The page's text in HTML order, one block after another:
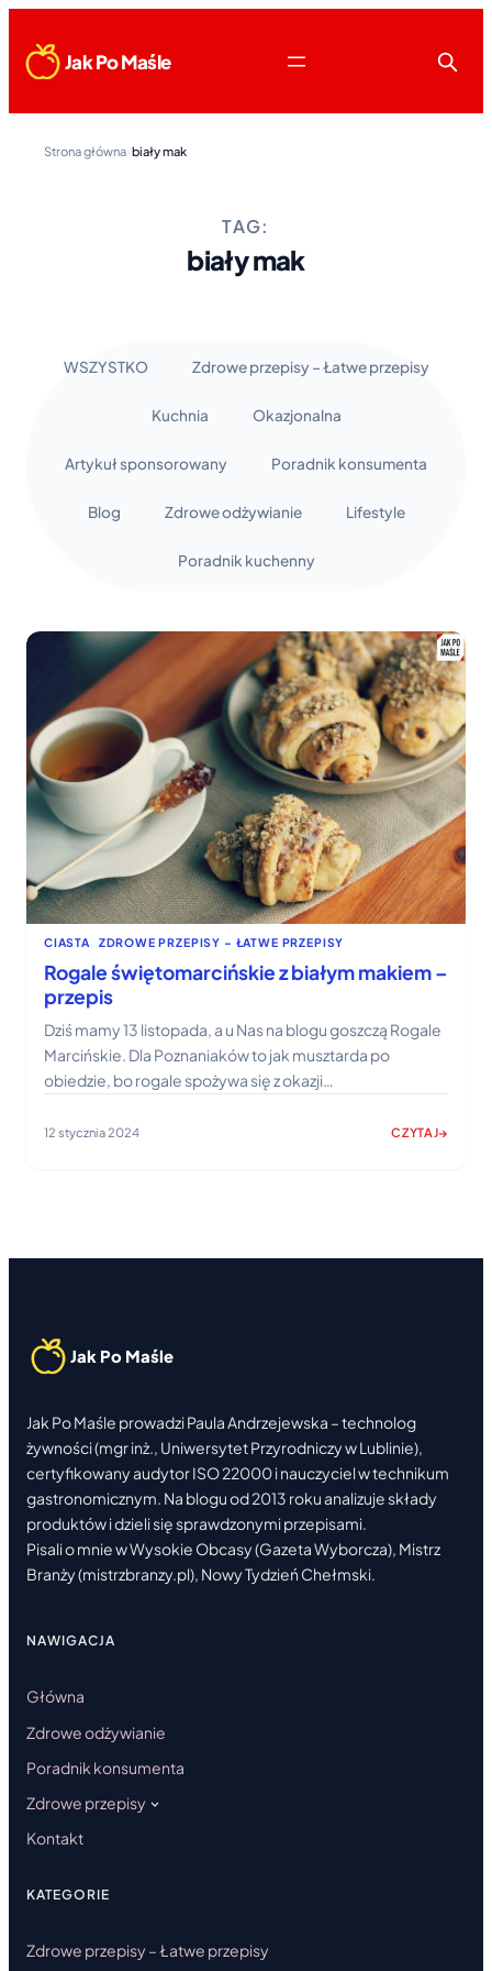
Jak Po Maśle
Strona główna biały mak
TAG:
biały mak
WSZYSTKO Zdrowe przepisy – Łatwe przepisy
Kuchnia Okazjonalna
Artykuł sponsorowany Poradnik konsumenta
Blog Zdrowe odżywianie Lifestyle
Poradnik kuchenny
CIASTA ZDROWE PRZEPISY – ŁATWE PRZEPISY
Rogale świętomarcińskie z białym makiem –
przepis
Dziś mamy 13 listopada, a u Nas na blogu goszczą Rogale
Marcińskie. Dla Poznaniaków to jak musztarda po
obiedzie, bo rogale spożywa się z okazji…
12 stycznia 2024 CZYTAJ
:
Jak Po Maśle
Jak Po Maśle prowadzi Paula Andrzejewska – technolog
żywności (mgr inż., Uniwersytet Przyrodniczy w Lublinie),
certyfikowany audytor ISO 22000 i nauczyciel w technikum
gastronomicznym. Na blogu od 2013 roku analizuje składy
produktów i dzieli się sprawdzonymi przepisami.
Pisali o mnie w Wysokie Obcasy (Gazeta Wyborcza), Mistrz
Branży (mistrzbranzy.pl), Nowy Tydzień Chełmski.
NAWIGACJA
Główna
Zdrowe odżywianie
Poradnik konsumenta
Zdrowe przepisy
Kontakt
KATEGORIE
Zdrowe przepisy – Łatwe przepisy